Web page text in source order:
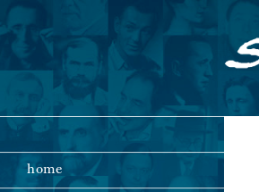
Ga
inhoud
home